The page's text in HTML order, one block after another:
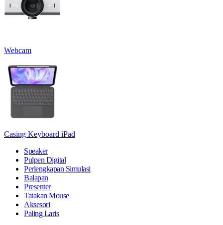
Webcam
Casing Keyboard iPad
Speaker
Pulpen Digital
Perlengkapan Simulasi
Balapan
Presenter
Tatakan Mouse
Aksesori
Paling Laris